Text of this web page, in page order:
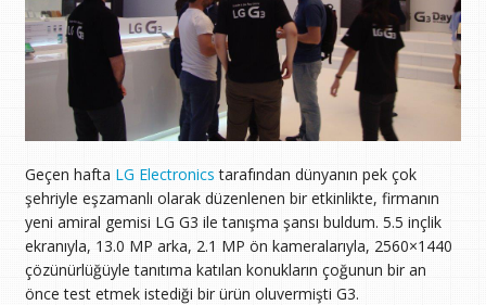
Geçen hafta LG Electronics tarafından dünyanın pek çok
şehriyle eşzamanlı olarak düzenlenen bir etkinlikte, firmanın
yeni amiral gemisi LG G3 ile tanışma şansı buldum. 5.5 inçlik
ekranıyla, 13.0 MP arka, 2.1 MP ön kameralarıyla, 2560×1440
çözünürlüğüyle tanıtıma katılan konukların çoğunun bir an
önce test etmek istediği bir ürün oluvermişti G3.